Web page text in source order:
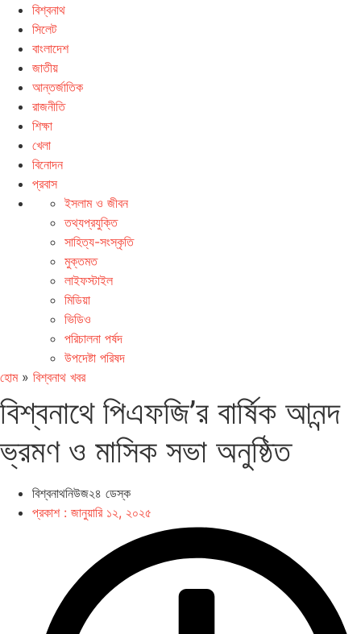
বিশ্বনাথ
সিলেট
বাংলাদেশ
জাতীয়
আন্তর্জাতিক
রাজনীতি
শিক্ষা
খেলা
বিনোদন
প্রবাস
ইসলাম ও জীবন
তথ্যপ্রযুক্তি
সাহিত্য-সংস্কৃতি
মুক্তমত
লাইফস্টাইল
মিডিয়া
ভিডিও
পরিচালনা পর্ষদ
উপদেষ্টা পরিষদ
হোম» বিশ্বনাথ খবর
বিশ্বনাথে পিএফজি’র বার্ষিক আনন্দ
ভ্রমণ ও মাসিক সভা অনুষ্ঠিত
বিশ্বনাথনিউজ২৪ ডেস্ক
প্রকাশ : জানুয়ারি ১২, ২০২৫